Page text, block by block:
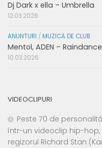
Dj Dark x ella – Umbrella
12.03.2026
ANUNTURI / MUZICĂ DE CLUB
Mentol, ADEN – Raindance
10.03.2026
VIDEOCLIPURI
Peste 70 de
într-un videoclip hip-hop,
regizorul Richard Stan